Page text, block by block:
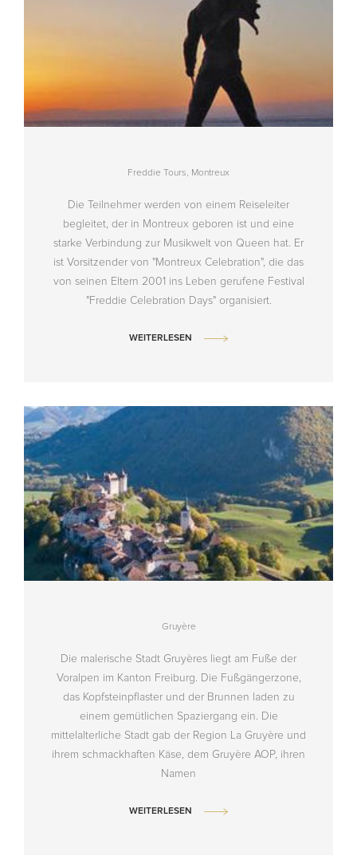
Freddie Tours, Montreux
Die Teilnehmer werden von einem Reiseleiter
begleitet, der in Montreux geboren ist und eine
starke Verbindung zur Musikwelt von Queen hat. Er
ist Vorsitzender von "Montreux Celebration", die das
von seinen Eltern 2001 ins Leben gerufene Festival
"Freddie Celebration Days" organisiert.
WEITERLESEN
Gruyère
Die malerische Stadt Gruyères liegt am Fuße der
Voralpen im Kanton Freiburg. Die Fußgängerzone,
das Kopfsteinpflaster und der Brunnen laden zu
einem gemütlichen Spaziergang ein. Die
mittelalterliche Stadt gab der Region La Gruyère und
ihrem schmackhaften Käse, dem Gruyère AOP, ihren
Namen
WEITERLESEN